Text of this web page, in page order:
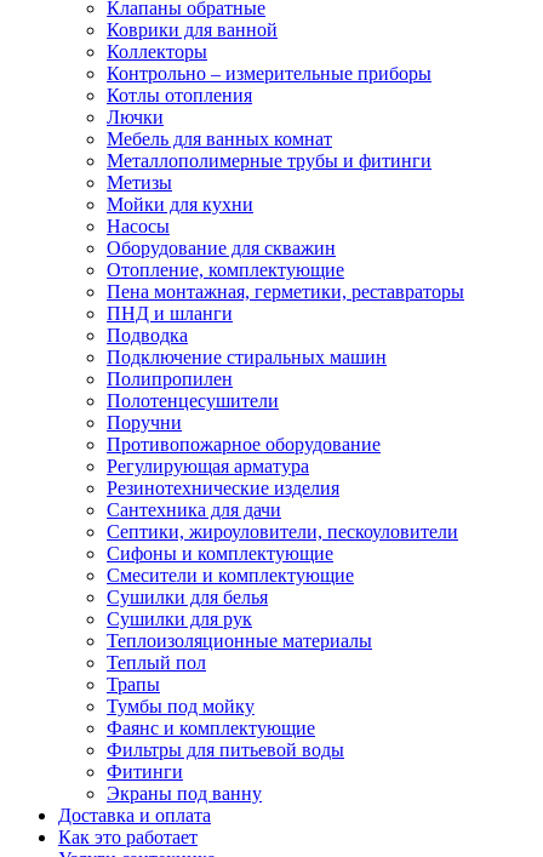
Клапаны обратные
Коврики для ванной
Коллекторы
Контрольно – измерительные приборы
Котлы отопления
Лючки
Мебель для ванных комнат
Металлополимерные трубы и фитинги
Метизы
Мойки для кухни
Насосы
Оборудование для скважин
Отопление, комплектующие
Пена монтажная, герметики, реставраторы
ПНД и шланги
Подводка
Подключение стиральных машин
Полипропилен
Полотенцесушители
Поручни
Противопожарное оборудование
Регулирующая арматура
Резинотехнические изделия
Сантехника для дачи
Септики, жироуловители, пескоуловители
Сифоны и комплектующие
Смесители и комплектующие
Сушилки для белья
Сушилки для рук
Теплоизоляционные материалы
Теплый пол
Трапы
Тумбы под мойку
Фаянс и комплектующие
Фильтры для питьевой воды
Фитинги
Экраны под ванну
Доставка и оплата
Как это работает